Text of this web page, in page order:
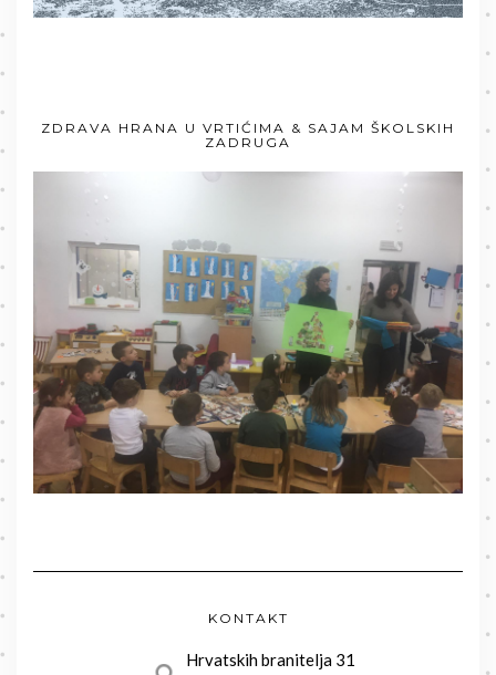
ZDRAVA HRANA U VRTIĆIMA & SAJAM ŠKOLSKIH
ZADRUGA
KONTAKT
Hrvatskih branitelja 31